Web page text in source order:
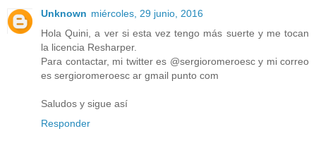
Unknown miércoles, 29 junio, 2016
Hola Quini, a ver si esta vez tengo más suerte y me tocan
la licencia Resharper.
Para contactar, mi twitter es @sergioromeroesc y mi correo
es sergioromeroesc ar gmail punto com
Saludos y sigue así
Responder